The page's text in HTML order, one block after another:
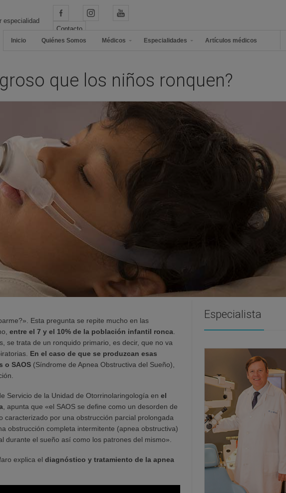
especialidad
Contacto
Inicio Quiénes Somos Médicos Especialidades Artículos médicos
que los niños ronquen?
Esta pregunta se repite mucho en las
entre el 7 y el 10% de la población infantil ronca
se trata de un ronquido primario, es decir, que no va
En el caso de que se produzcan esas
o SAOS (Síndrome de Apnea Obstructiva del Sueño),
Servicio de la Unidad de Otorrinolaringología en el
, apunta que «el SAOS se define como un desorden de
caracterizado por una obstrucción parcial prolongada
obstrucción completa intermitente (apnea obstructiva)
durante el sueño así como los patrones del mismo».
explica el diagnóstico y tratamiento de la apnea
Especialista